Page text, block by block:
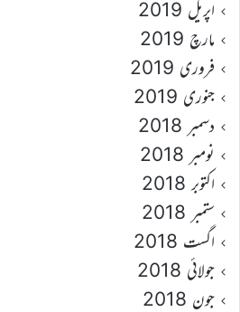
اپریل 2019
مارچ 2019
فروری 2019
جنوری 2019
دسمبر 2018
نومبر 2018
اکتوبر 2018
ستمبر 2018
اگست 2018
جولائی 2018
جون 2018